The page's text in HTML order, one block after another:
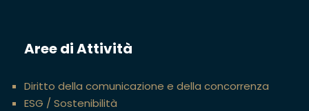
Aree di Attività
Diritto della comunicazione e della concorrenza
ESG / Sostenibilità